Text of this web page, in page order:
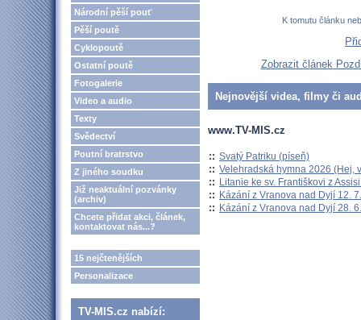
Národní pěší pouť
Pěší poutě
Cyklopoutě
Ostatní poutě
Fotogalerie
Video a audio
Texty
Svědectví
Poutní bratrstvo
Z jiného soudku
Již neaktuální pozvánky
(archiv)
Chcete přidat akci, článek,
kontaktovat nás...?
15 nejčtenějších
Personalizace
TV-MIS.cz nabízí:
K tomutu článku
Zobrazit článek
Nejnovější videa, filmy či
www.TV-MIS.cz
:: Svatý Patriku (píseň)
:: Velehradská hymna 2026 (Hej,
:: Litanie ke sv. Františkovi z
:: Kázání z Vranova nad Dyjí 12.
:: Kázání z Vranova nad Dyjí 28.